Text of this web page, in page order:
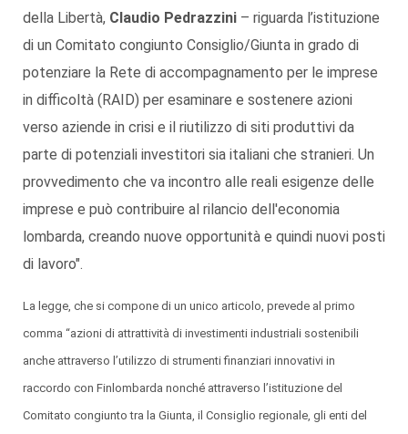
della Libertà, Claudio Pedrazzini – riguarda l’istituzione
di un Comitato congiunto Consiglio/Giunta in grado di
potenziare la Rete di accompagnamento per le imprese
in difficoltà (RAID) per esaminare e sostenere azioni
verso aziende in crisi e il riutilizzo di siti produttivi da
parte di potenziali investitori sia italiani che stranieri. Un
provvedimento che va incontro alle reali esigenze delle
imprese e può contribuire al rilancio dell'economia
lombarda, creando nuove opportunità e quindi nuovi posti
di lavoro".
La legge, che si compone di un unico articolo, prevede al primo
comma “azioni di attrattività di investimenti industriali sostenibili
anche attraverso l’utilizzo di strumenti finanziari innovativi in
raccordo con Finlombarda nonché attraverso l’istituzione del
Comitato congiunto tra la Giunta, il Consiglio regionale, gli enti del